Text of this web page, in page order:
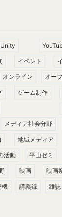
Unity
イベント
オンライン オー
ゲーム制作
メディア社会分野
地域メディア
活動 平山ゼミ
映画 映画
機 講義録 雑誌